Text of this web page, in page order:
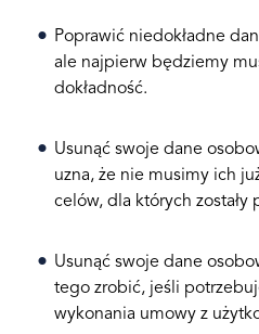
Poprawić niedokładne
ale najpierw będziemy
dokładność.
Usunąć swoje dane
uzna, że nie musimy ich
celów, dla których zostały
Usunąć swoje dane
tego zrobić, jeśli
wykonania umowy z